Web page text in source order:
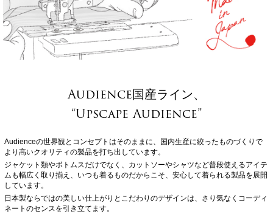
Audience国産ライン、
“Upscape Audience”
Audienceの世界観とコンセプトはそのままに、国内生産に絞ったものづくりで
より高いクオリティの製品を打ち出しています。
ジャケット類やボトムスだけでなく、カットソーやシャツなど普段使えるアイテ
ムも幅広く取り揃え、いつも着るものだからこそ、安心して着られる製品を展開
しています。
日本製ならではの美しい仕上がりとこだわりのデザインは、さり気なくコーディ
ネートのセンスを引き立てます。